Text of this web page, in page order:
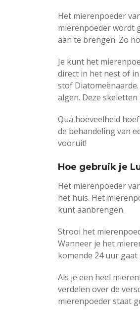
Het mierenpoeder
mierenpoeder wordt
aan te brengen. Zo
Je kunt het
direct in het nest of
stof
algen. Deze
Qua hoeveelheid
de behandeling van
vooruit!
Hoe gebruik je
Het mierenpoeder
het huis. Het
kunt aanbrengen.
Strooi het
Wanneer je het
komende 24 uur gaat
Als je een heel
verdelen over de
mierenpoeder staat